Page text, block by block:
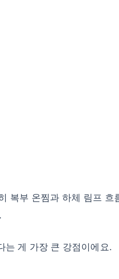
복부 온찜과 하체 림프 흐
는 게 가장 큰 강점이에요.